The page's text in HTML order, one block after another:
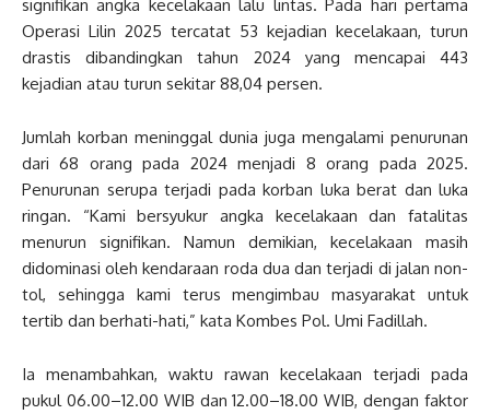
signifikan angka kecelakaan lalu lintas. Pada hari pertama
Operasi Lilin 2025 tercatat 53 kejadian kecelakaan, turun
drastis dibandingkan tahun 2024 yang mencapai 443
kejadian atau turun sekitar 88,04 persen.
Jumlah korban meninggal dunia juga mengalami penurunan
dari 68 orang pada 2024 menjadi 8 orang pada 2025.
Penurunan serupa terjadi pada korban luka berat dan luka
ringan. “Kami bersyukur angka kecelakaan dan fatalitas
menurun signifikan. Namun demikian, kecelakaan masih
didominasi oleh kendaraan roda dua dan terjadi di jalan non-
tol, sehingga kami terus mengimbau masyarakat untuk
tertib dan berhati-hati,” kata Kombes Pol. Umi Fadillah.
Ia menambahkan, waktu rawan kecelakaan terjadi pada
pukul 06.00–12.00 WIB dan 12.00–18.00 WIB, dengan faktor